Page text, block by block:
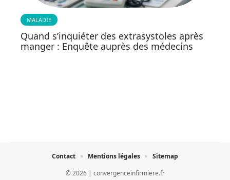
MALADIE
Quand s’inquiéter des extrasystoles après
manger : Enquête auprès des médecins
© 2026 | convergenceinfirmiere.fr
Contact Mentions légales Sitemap